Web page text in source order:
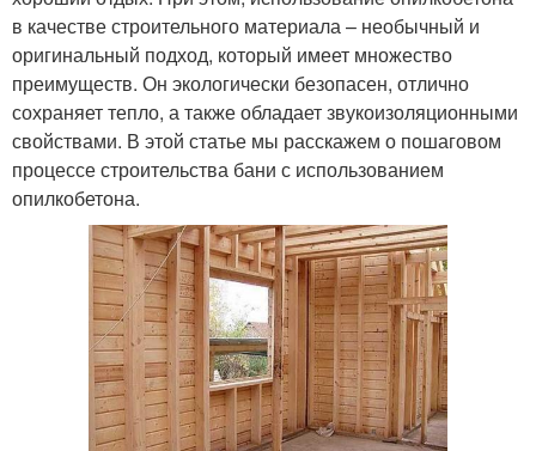
в качестве строительного материала – необычный и
оригинальный подход, который имеет множество
преимуществ. Он экологически безопасен, отлично
сохраняет тепло, а также обладает звукоизоляционными
свойствами. В этой статье мы расскажем о пошаговом
процессе строительства бани с использованием
опилкобетона.